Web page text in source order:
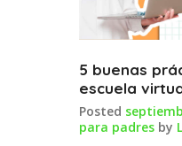
5 buenas
escuela
Posted
para padres by